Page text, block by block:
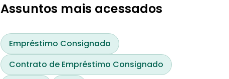
Assuntos mais acessados
Empréstimo Consignado
Contrato de Empréstimo Consignado